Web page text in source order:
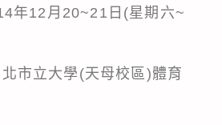
年12月20~21日(星期六~
市立大學(天母校區)體育